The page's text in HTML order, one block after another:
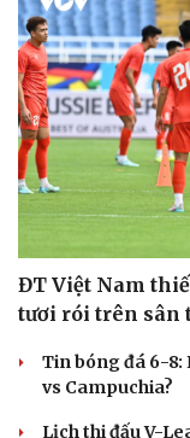
Cải chính
Cách bắt đường
trong Pickleball
Hôm nay, khởi
Nam
Nhập môn
giác khi Speed up
FPT Play độc
Cách bắt đường